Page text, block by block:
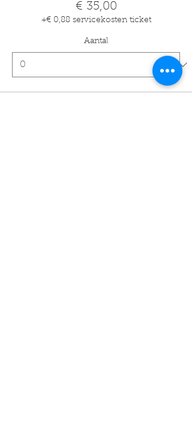
€ 35,00
+€ 0,88 servicekosten ticket
Aantal